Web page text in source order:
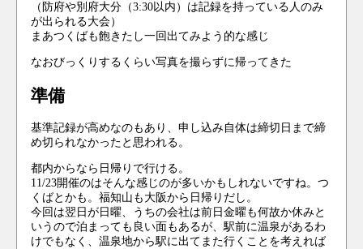
（防府や別府大分（3:30以内）は記録を持っている人のみ
が出られる大会）
まあつくばも飽きたし一回出てみよう的な感じ
なおびっくりするくらい写真を撮らずに帰ってきた
準備
基準記録が高めなのもあり、申し込み自体は締切日まで締
め切られなかったと思われる。
都内からなら日帰りで行ける。
11/23開催のはそんな感じのが多いかもしれないですね。つ
くばとかも。福知山も大阪から日帰りだし。
今回は翌日が日曜、うちの会社は前日金曜も何故か休みと
いうので泊まっても良い面もあるが、駅前に温泉があるわ
けでもなく、温泉地から駅に出てまた行くことを考えれば